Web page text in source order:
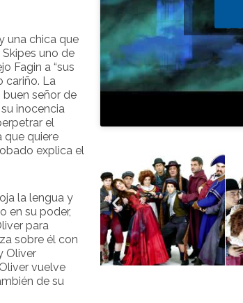
una chica que
uno de
Fagin a “sus
cariño. La
señor de
inocencia
el
que quiere
explica el
la lengua y
en su poder,
para
sobre él con
Oliver
vuelve
de su